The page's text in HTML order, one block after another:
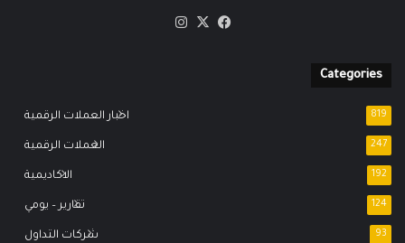
فيسبوك
‫X
Categories
اخبار العملات الرقمية 819
العملات الرقمية 247
الاكاديمية 192
تقارير – يومي 124
شركات التداول 93